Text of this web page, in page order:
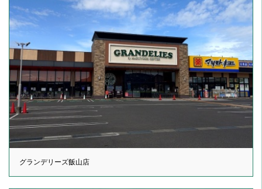
グランデリーズ飯山店